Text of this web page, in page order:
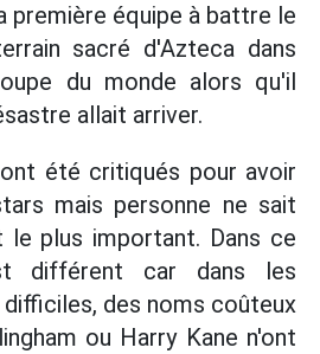
première équipe à battre le
sacré d'Azteca dans
du monde alors qu'il
allait arriver.
été critiqués pour avoir
mais personne ne sait
le plus important. Dans ce
différent car dans les
des noms coûteux
ou Harry Kane n'ont